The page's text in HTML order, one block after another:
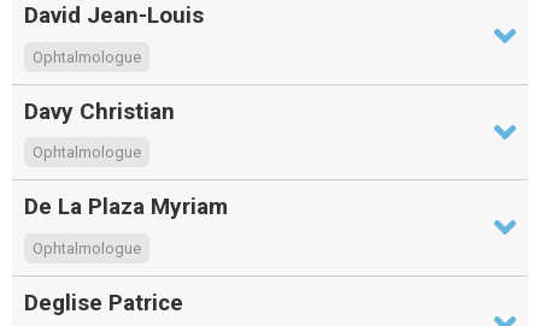
David Jean-Louis
Ophtalmologue
Davy Christian
Ophtalmologue
De La Plaza Myriam
Ophtalmologue
Deglise Patrice